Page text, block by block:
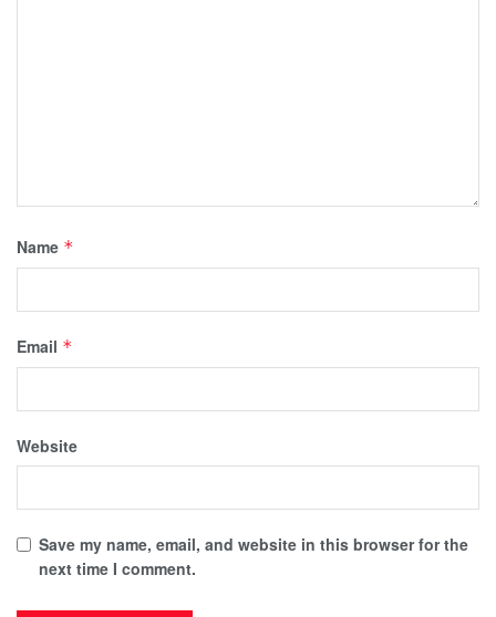
Name *
Email *
Website
Save my name, email, and website in this browser for the
next time I comment.